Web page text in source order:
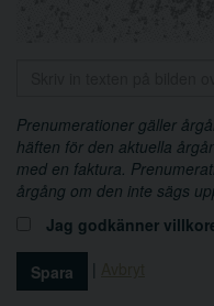
Prenumerationer gäller
häften för den aktuella
med en faktura.
årgång om den inte sägs
Jag godkänner
|